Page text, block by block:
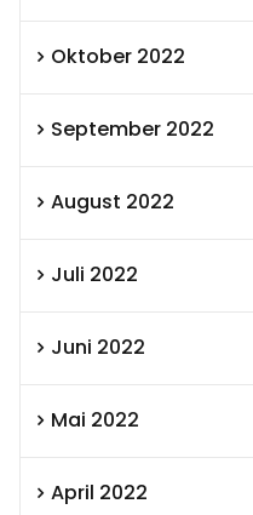
Oktober 2022
September 2022
August 2022
Juli 2022
Juni 2022
Mai 2022
April 2022